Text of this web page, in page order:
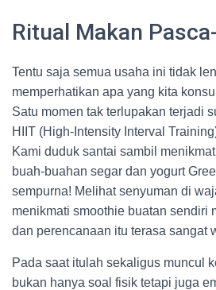
Ritual Makan
Tentu saja semua usaha ini tidak
memperhatikan apa yang kita
Satu momen tak terlupakan terjadi
HIIT (High-Intensity Interval
Kami duduk santai sambil
buah-buahan segar dan yogurt
sempurna! Melihat senyuman di
menikmati smoothie buatan sendiri
dan perencanaan itu terasa sangat
Pada saat itulah sekaligus muncul
bukan hanya soal fisik tetapi juga